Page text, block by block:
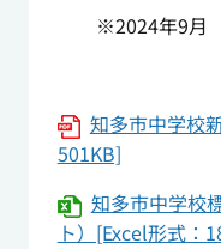
※2024年9月
知多市中学校
501KB]
知多市中学校
ト）[Excel形式：